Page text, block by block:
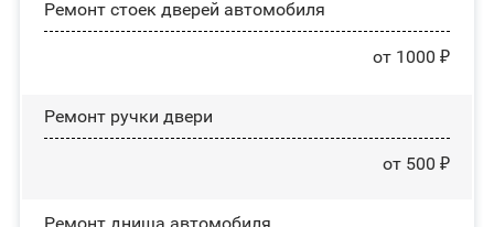
Ремонт стоек дверей автомобиля
от 1000 ₽
Ремонт ручки двери
от 500 ₽